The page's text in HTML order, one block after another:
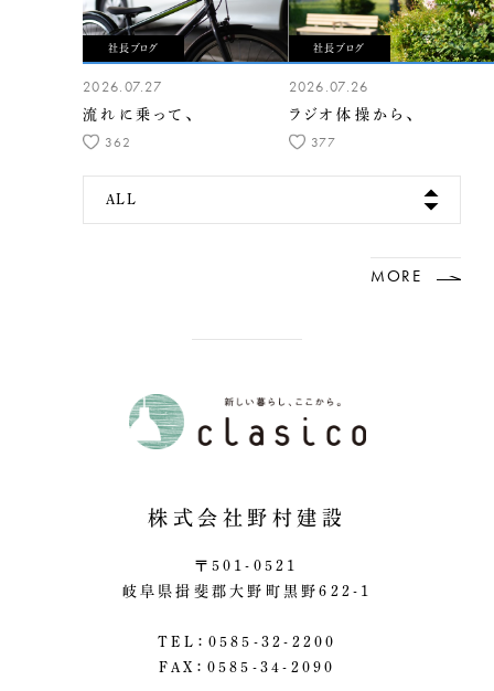
社長ブログ
2026.07.27
流れに乗って、
362
社長ブログ
2026.07.26
ラジオ体操から、
377
ALL
MORE
株式会社野村建設
〒501-0521
岐阜県揖斐郡大野町黒野622-1
TEL：0585-32-2200
FAX：0585-34-2090